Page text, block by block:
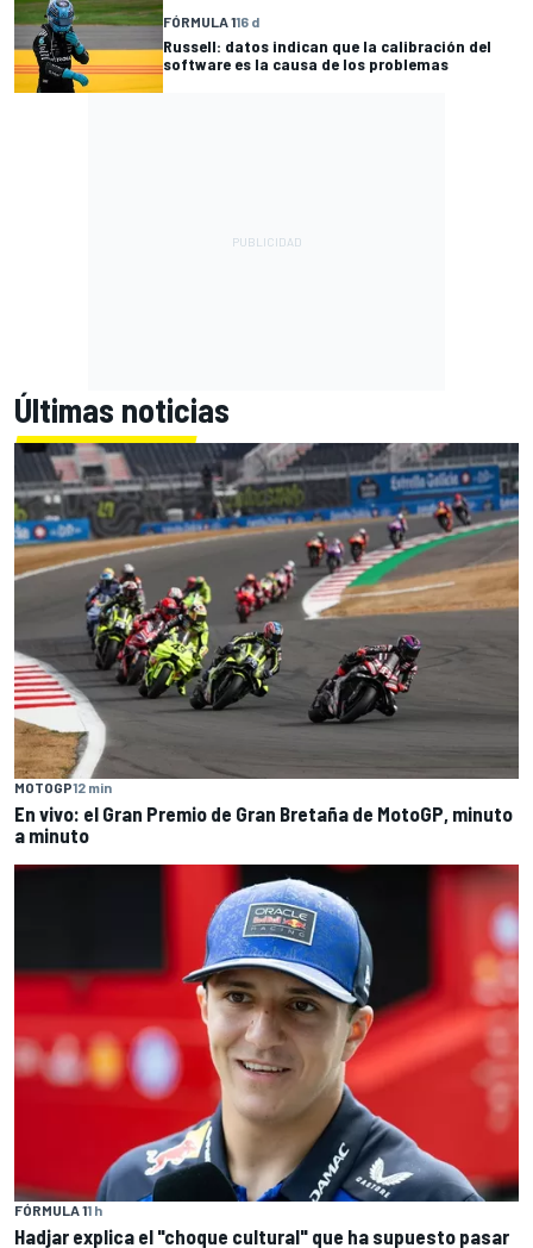
FÓRMULA 116 d
Russell: datos indican que la calibración del
software es la causa de los problemas
Últimas noticias
MOTOGP12 min
En vivo: el Gran Premio de Gran Bretaña de MotoGP, minuto
a minuto
FÓRMULA 11 h
Hadjar explica el "choque cultural" que ha supuesto pasar